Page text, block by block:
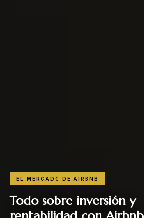
EL MERCADO DE AIRBNB
Todo sobre inversión y